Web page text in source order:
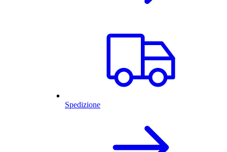
Spedizione